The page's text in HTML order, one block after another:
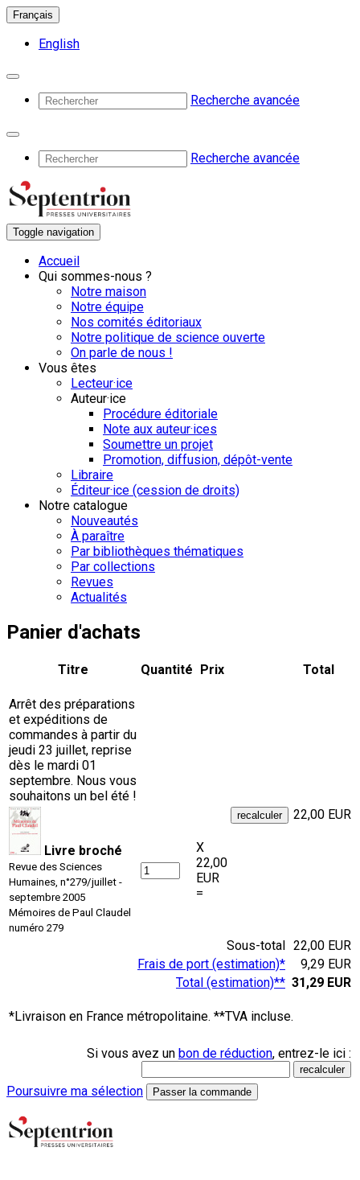
Français
English
Recherche avancée
Recherche avancée
Toggle navigation
Accueil
Qui sommes-nous ?
Notre maison
Notre équipe
Nos comités éditoriaux
Notre politique de science ouverte
On parle de nous !
Vous êtes
Lecteur·ice
Auteur·ice
Procédure éditoriale
Note aux auteur·ices
Soumettre un projet
Promotion, diffusion, dépôt-vente
Libraire
Éditeur·ice (cession de droits)
Notre catalogue
Nouveautés
À paraître
Par bibliothèques thématiques
Par collections
Revues
Actualités
Panier d'achats
Arrêt des préparations
et expéditions de
commandes à partir du
jeudi 23 juillet, reprise
dès le mardi 01
septembre. Nous vous
souhaitons un bel été !
Titre Quantité Prix Total
Livre broché
Revue des Sciences
Humaines, n°279/juillet -
septembre 2005
Mémoires de Paul Claudel
numéro 279
X
22,00
EUR
=
22,00 EUR
Sous-total 22,00 EUR
Frais de port (estimation)*
9,29 EUR
Total (estimation)** 31,29 EUR
*Livraison en France métropolitaine. **TVA incluse.
Si vous avez un bon de réduction, entrez-le ici :
Poursuivre ma sélection Passer la commande